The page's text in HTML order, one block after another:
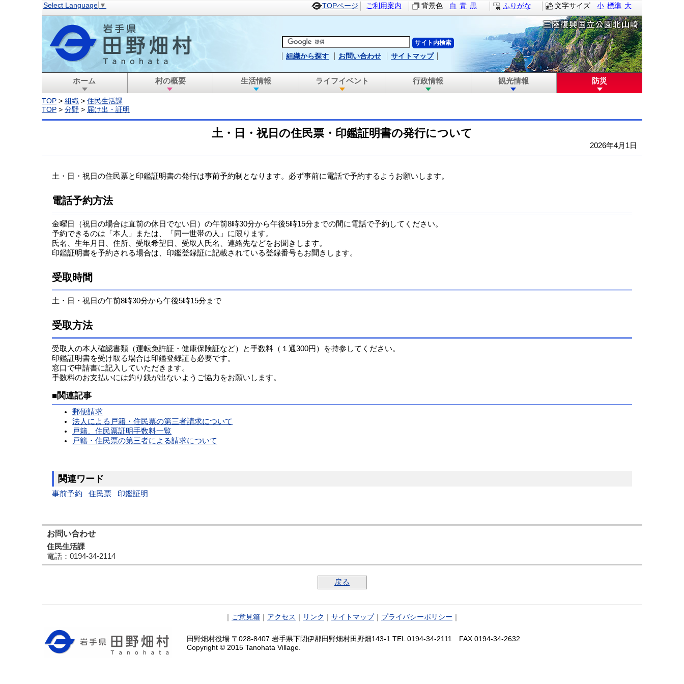
文字サイズ 小 標準 大
Select Language ▼ TOPページ ご利用案内 背景色 白 青 黒 ふりがな
組織から探す お問い合わせ サイトマップ
ホーム 村の概要 生活情報 ライフイベント 行政情報 観光情報 防災
TOP > 組織 > 住民生活課
TOP > 分野 > 届け出・証明
土・日・祝日の住民票・印鑑証明書の発行について
2026年4月1日
土・日・祝日の住民票と印鑑証明書の発行は事前予約制となります。必ず事前に電話で予約するようお願いします。
電話予約方法
金曜日（祝日の場合は直前の休日でない日）の午前8時30分から午後5時15分までの間に電話で予約してください。
予約できるのは「本人」または、「同一世帯の人」に限ります。
氏名、生年月日、住所、受取希望日、受取人氏名、連絡先などをお聞きします。
印鑑証明書を予約される場合は、印鑑登録証に記載されている登録番号もお聞きします。
受取時間
土・日・祝日の午前8時30分から午後5時15分まで
受取方法
受取人の本人確認書類（運転免許証・健康保険証など）と手数料（１通300円）を持参してください。
印鑑証明書を受け取る場合は印鑑登録証も必要です。
窓口で申請書に記入していただきます。
手数料のお支払いには釣り銭が出ないようご協力をお願いします。
■関連記事
郵便請求
法人による戸籍・住民票の第三者請求について
戸籍、住民票証明手数料一覧
戸籍・住民票の第三者による請求について
関連ワード
事前予約 住民票 印鑑証明
お問い合わせ
住民生活課
電話 ：0194-34-2114
戻る
ご意見箱 アクセス リンク サイトマップ｜ プライバシーポリシー
田野畑村役場 〒028-8407 岩手県下閉伊郡田野畑村田野畑143-1 TEL 0194-34-2111 FAX 0194-34-2632
Copyright © 2015 Tanohata Village.